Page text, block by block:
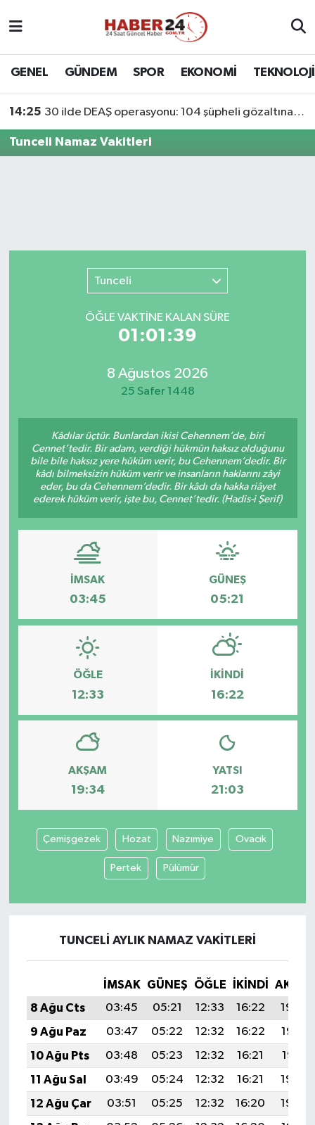
GENEL GÜNDEM SPOR EKONOMİ TEKNOLOJİ
14:25 30 ilde DEAŞ operasyonu: 104 şüpheli gözaltına alındı
Tunceli Namaz Vakitleri
Tunceli
ÖĞLE VAKTİNE KALAN SÜRE
01:01:39
8 Ağustos 2026
25 Safer 1448
Kâdılar üçtür. Bunlardan ikisi Cehennem’de, biri
Cennet’tedir. Bir adam, verdiği hükmün haksız olduğunu
bile bile haksız yere hüküm verir, bu Cehennem’dedir. Bir
kâdı bilmeksizin hüküm verir ve insanların haklarını zâyi
eder, bu da Cehennem’dedir. Bir kâdı da hakka riâyet
ederek hüküm verir, işte bu, Cennet’tedir. (Hadis-i Şerif)
İMSAK
03:45
GÜNEŞ
05:21
ÖĞLE
12:33
İKINDI
16:22
AKŞAM
19:34
YATSI
21:03
Çemişgezek Hozat Nazımiye Ovacık
Pertek Pülümür
TUNCELI AYLIK NAMAZ VAKITLERI
İMSAK GÜNEŞ ÖĞLE İKINDI
8 Ağu Cts
03:45 05:21 12:33 16:22
19:34
9 Ağu Paz
03:47 05:22 12:32 16:22
19:33
10 Ağu Pts
03:48 05:23 12:32 16:21
19:31
11 Ağu Sal
03:49 05:24 12:32 16:21
19:30
12 Ağu Çar
03:51 05:25 12:32 16:20
19:29
Nöbetçi Eczaneler
Son Dakika Haberleri